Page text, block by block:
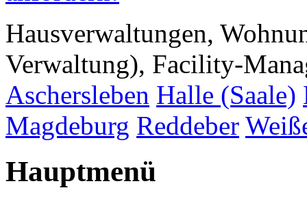
Hausverwaltungen,
Verwaltung), Facility-
Aschersleben Halle (Saale)
Magdeburg Reddeber
Hauptmenü